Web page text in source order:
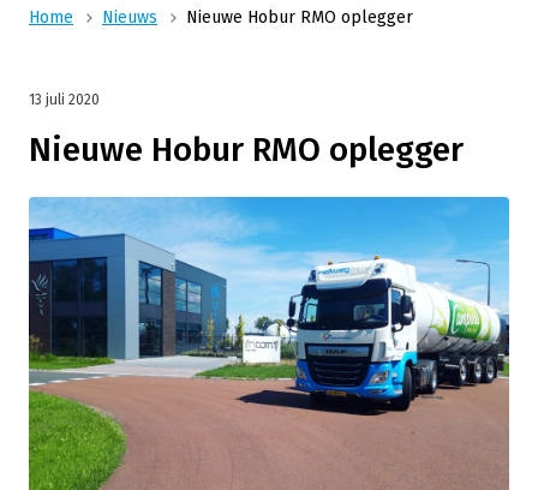
Home Nieuws Nieuwe Hobur RMO oplegger
Nieuwe Hobur RMO oplegger
13 juli 2020